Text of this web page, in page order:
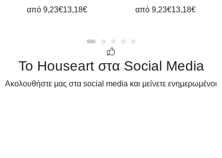
από 9,23€13,18€ από 9,23€13,18€
Το Houseart στα Social Media
Ακολουθήστε μας στα social media και μείνετε ενημερωμένοι